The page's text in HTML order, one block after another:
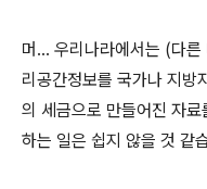
머... 우리나라에서는 (다
리공간정보를 국가나 지방
의 세금으로 만들어진 자
하는 일은 쉽지 않을 것 같